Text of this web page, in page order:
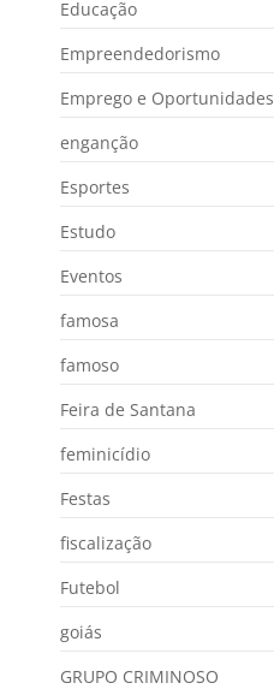
Educação
Empreendedorismo
Emprego e Oportunidades
enganção
Esportes
Estudo
Eventos
famosa
famoso
Feira de Santana
feminicídio
Festas
fiscalização
Futebol
goiás
GRUPO CRIMINOSO